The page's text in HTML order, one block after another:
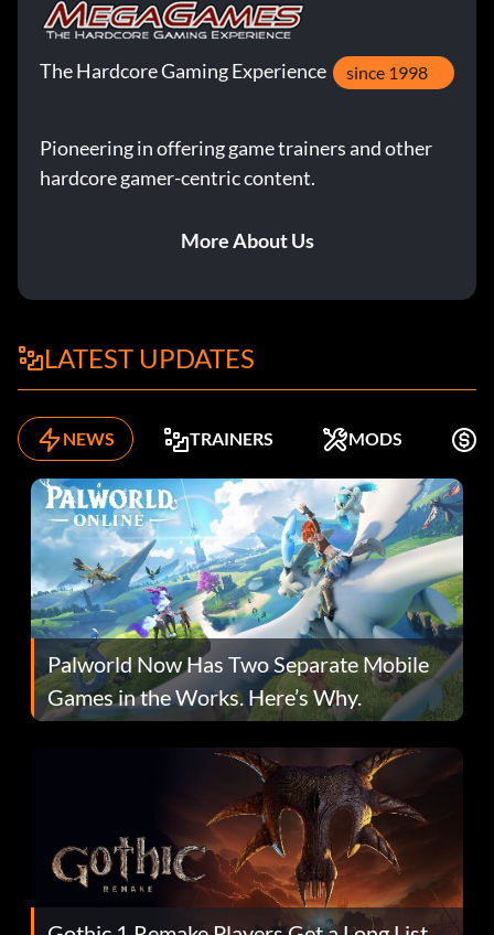
The Hardcore Gaming Experience since 1998
Pioneering in offering game trainers and other
hardcore gamer-centric content.
More About Us
LATEST UPDATES
NEWS TRAINERS MODS
Palworld Now Has Two Separate Mobile
Games in the Works. Here’s Why.